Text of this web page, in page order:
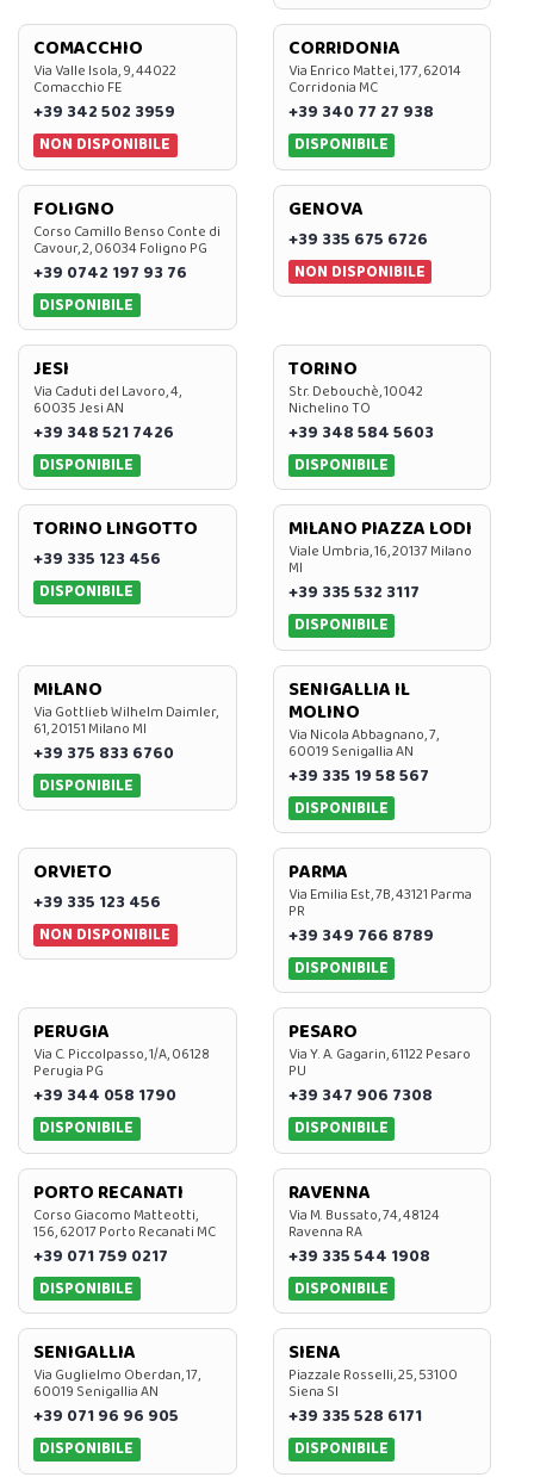
COMACCHIO
Via Valle Isola, 9, 44022
Comacchio FE
+39 342 502 3959
NON DISPONIBILE
CORRIDONIA
Via Enrico Mattei, 177, 62014
Corridonia MC
+39 340 77 27 938
DISPONIBILE
FOLIGNO
Corso Camillo Benso Conte di
Cavour, 2, 06034 Foligno PG
+39 0742 197 93 76
DISPONIBILE
GENOVA
+39 335 675 6726
NON DISPONIBILE
JESI
Via Caduti del Lavoro, 4,
60035 Jesi AN
+39 348 521 7426
DISPONIBILE
TORINO
Str. Debouchè, 10042
Nichelino TO
+39 348 584 5603
DISPONIBILE
TORINO LINGOTTO
+39 335 123 456
DISPONIBILE
MILANO PIAZZA LODI
Viale Umbria, 16, 20137 Milano
MI
+39 335 532 3117
DISPONIBILE
MILANO
Via Gottlieb Wilhelm Daimler,
61, 20151 Milano MI
+39 375 833 6760
DISPONIBILE
SENIGALLIA IL
MOLINO
Via Nicola Abbagnano, 7,
60019 Senigallia AN
+39 335 19 58 567
DISPONIBILE
ORVIETO
+39 335 123 456
NON DISPONIBILE
PARMA
Via Emilia Est, 7B, 43121 Parma
PR
+39 349 766 8789
DISPONIBILE
PERUGIA
Via C. Piccolpasso, 1/A, 06128
Perugia PG
+39 344 058 1790
DISPONIBILE
PESARO
Via Y. A. Gagarin, 61122 Pesaro
PU
+39 347 906 7308
DISPONIBILE
PORTO RECANATI
Corso Giacomo Matteotti,
156, 62017 Porto Recanati MC
+39 071 759 0217
DISPONIBILE
RAVENNA
Via M. Bussato, 74, 48124
Ravenna RA
+39 335 544 1908
DISPONIBILE
SENIGALLIA
Via Guglielmo Oberdan, 17,
60019 Senigallia AN
+39 071 96 96 905
DISPONIBILE
SIENA
Piazzale Rosselli, 25, 53100
Siena SI
+39 335 528 6171
DISPONIBILE